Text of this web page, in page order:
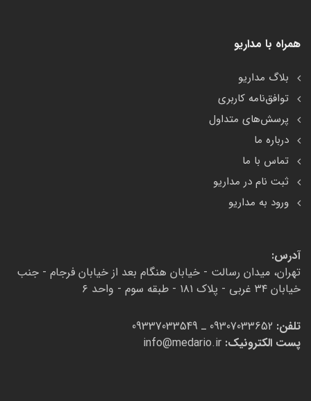
همراه با مداریو
بلاگ مداریو
توافق‌نامه کاربری
پرسش‌های متداول
درباره ما
تماس با ما
ثبت نام در مداریو
ورود به مداریو
آدرس:
تهران، میدان رسالت - خیابان هنگام بعد از خیابان فرجام - جنب
خیابان ۳۴ غربی - پلاک ۱۸۱ - طبقه سوم - واحد ۶
تلفن:
پست الکترونیک: